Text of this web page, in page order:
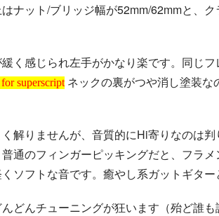
ナット/ブリッジ幅が52mm/62mmと、
く感じられ左手がかなり楽です。同じ
superscriptネックの裏がつや消し塗装な
解りませんが、音質的にHi寄りなのは
通のフィンガーピッキングだと、フラ
ソフトな音です。癒やし系ガットギタ
どんチューニングが狂います（殆ど誰